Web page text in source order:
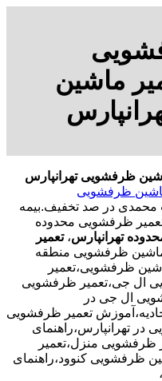
ماشین
ظرفشویی تهرانپارس
ظرفشویی
آقای حبیب محمدی در صد تخفیف.بیمه
ظرفشویی محدوده
تهرانپارس، تعمیر
ماشین ظرفشویی منطقه
ظرفشویی،تعمیر
ال جی،تعمیر ظرفشویی
ال جی در
تعمیر ظرفشویی
در تهرانپارس،راهنمای
منزل،تعمیر
ظرفشویی کنوود،راهنمای